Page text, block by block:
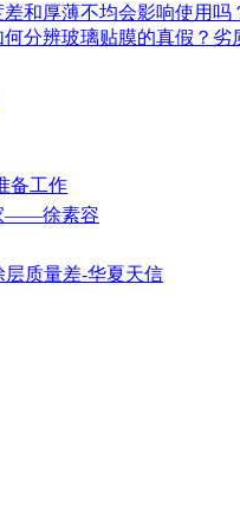
和厚薄不均会影响使用吗
分辨玻璃贴膜的真假？劣
备工作
——徐素容
层质量差-华夏天信